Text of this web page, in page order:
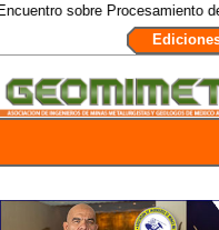
Procesamiento de